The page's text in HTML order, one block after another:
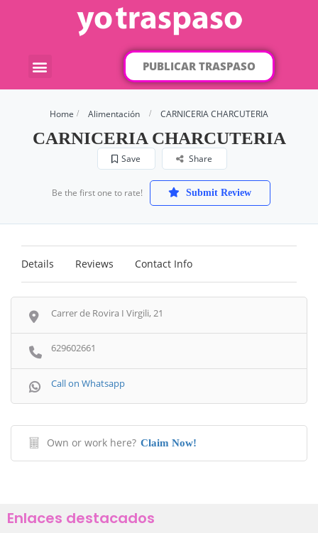
PUBLICAR TRASPASO
Home Alimentación CARNICERIA CHARCUTERIA
CARNICERIA CHARCUTERIA
Save Share
Be the first one to rate! Submit Review
Details Reviews Contact Info
Carrer de Rovira I Virgili, 21
629602661
Call on Whatsapp
Own or work here? Claim Now!
Enlaces destacados